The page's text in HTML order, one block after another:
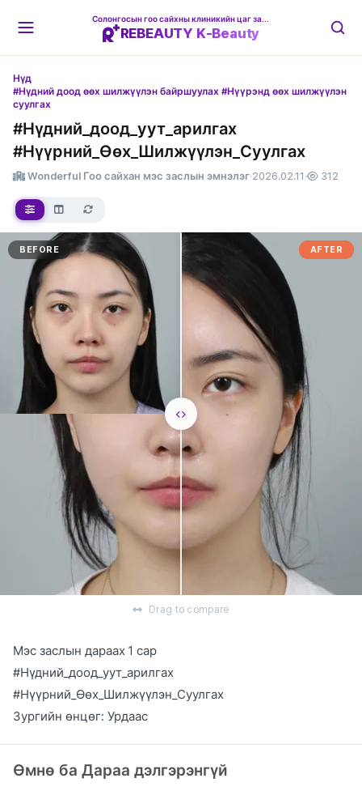
REBEAUTY K-Beauty
Нүд
#Нүдний доод өөх шилжүүлэн байршуулах #Нүүрэнд өөх шилжүүлэн
суулгах
#Нүдний_доод_уут_арилгах
#Нүүрний_Өөх_Шилжүүлэн_Суулгах
Wonderful Гоо сайхан мэс заслын эмнэлэг·2026.02.11 · 312
AFTER
BEFORE
Drag to compare
Мэс заслын дараах 1 сар
#Нүдний_доод_уут_арилгах
#Нүүрний_Өөх_Шилжүүлэн_Суулгах
Зургийн өнцөг: Урдаас
Өмнө ба Дараа дэлгэрэнгүй